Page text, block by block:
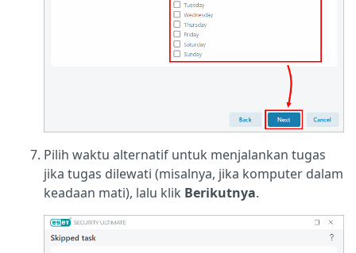
Pilih waktu alternatif untuk menjalankan tugas
jika tugas dilewati (misalnya, jika komputer dalam
keadaan mati), lalu klik Berikutnya.